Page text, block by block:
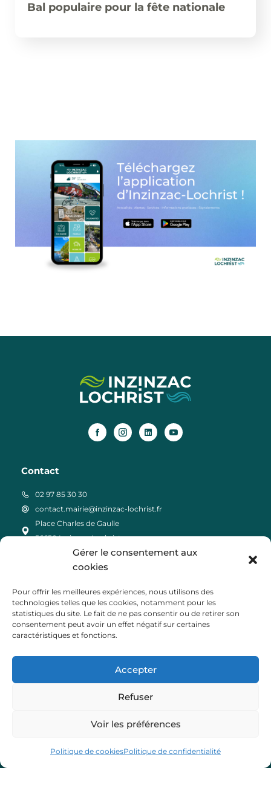
Gérer le consentement aux
cookies
Pour offrir les meilleures expériences, nous utilisons des
technologies telles que les cookies, notamment pour les
statistiques du site. Le fait de ne pas consentir ou de retirer son
consentement peut avoir un effet négatif sur certaines
caractéristiques et fonctions.
Accepter
Refuser
Voir les préférences
Politique de cookiesPolitique de confidentialité
Bal populaire pour la fête nationale
Contact
02 97 85 30 30
contact.mairie@inzinzac-lochrist.fr
Place Charles de Gaulle
56650 Inzinzac-Lochrist
Nos horaires
Lundi, mardi, jeudi, vendredi :
9h – 12h et 13h30 – 17h
Mercredi :